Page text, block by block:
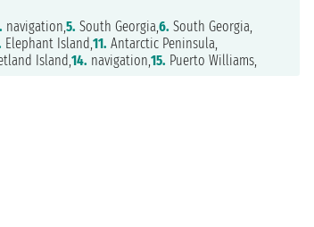
navigation,5. South Georgia,6. South Georgia,
Elephant Island,11. Antarctic Peninsula,
Island,14. navigation,15. Puerto Williams,